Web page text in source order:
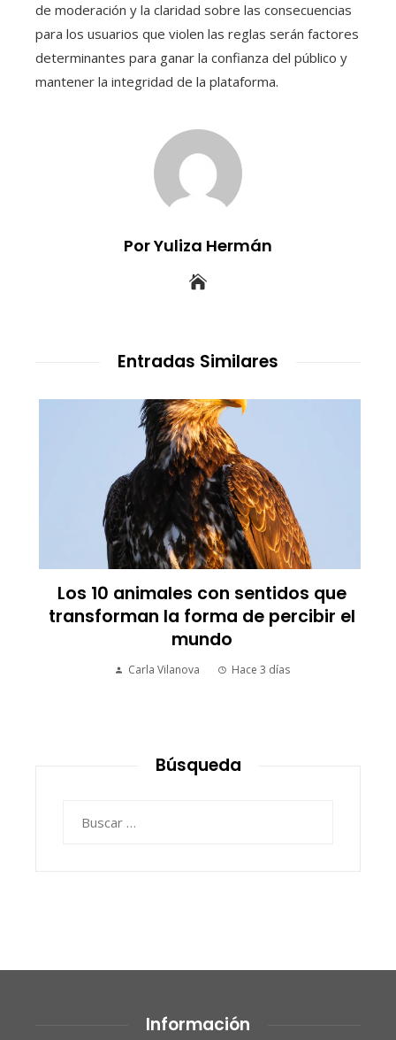
de moderación y la claridad sobre las consecuencias
para los usuarios que violen las reglas serán factores
determinantes para ganar la confianza del público y
mantener la integridad de la plataforma.
Por Yuliza Hermán
Entradas Similares
Los 10 animales con sentidos que
transforman la forma de percibir el
mundo
Carla Vilanova Hace 3 días
Búsqueda
Información